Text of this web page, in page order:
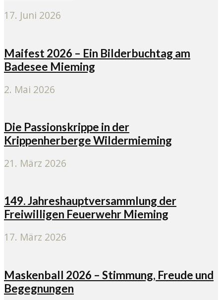
17. Juni 2026
Maifest 2026 – Ein Bilderbuchtag am
Badesee Mieming
2. Mai 2026
Die Passionskrippe in der
Krippenherberge Wildermieming
21. März 2026
149. Jahreshauptversammlung der
Freiwilligen Feuerwehr Mieming
17. März 2026
Maskenball 2026 – Stimmung, Freude und
Begegnungen